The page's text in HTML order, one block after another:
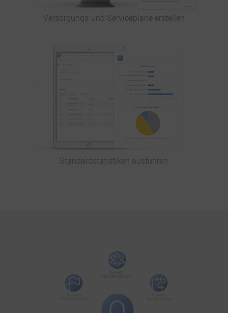
Versorgungs-und Servicepläne erstellen
Standardstatistiken ausführen